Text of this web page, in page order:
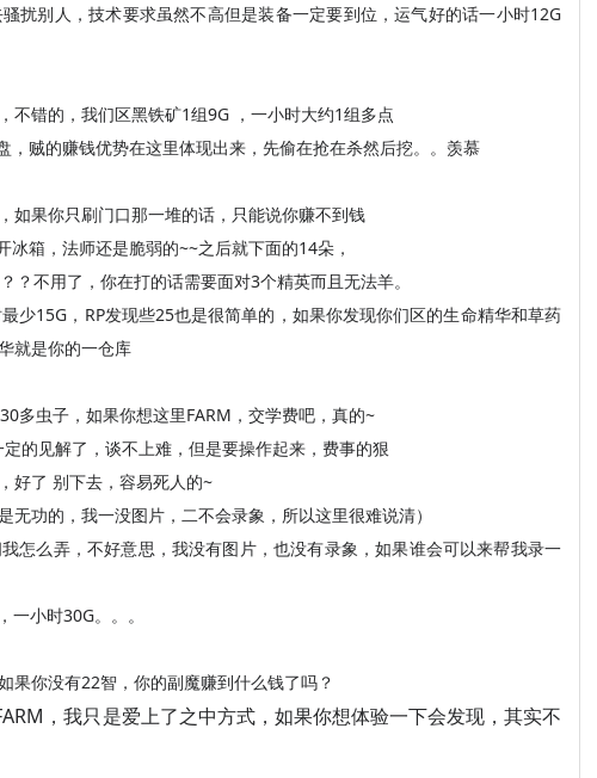
扰别人，技术要求虽然不高但是装备一定要到位，运气好的话一小时12G
不错的，我们区黑铁矿1组9G ，一小时大约1组多点
，贼的赚钱优势在这里体现出来，先偷在抢在杀然后挖。。羡慕
如果你只刷门口那一堆的话，只能说你赚不到钱
箱，法师还是脆弱的~~之后就下面的14朵，
不用了，你在打的话需要面对3个精英而且无法羊。
少15G，RP发现些25也是很简单的，如果你发现你们区的生命精华和草药
就是你的一仓库
多虫子，如果你想这里FARM，交学费吧，真的~
的见解了，谈不上难，但是要操作起来，费事的狠
好了 别下去，容易死人的~
无功的，我一没图片，二不会录象，所以这里很难说清）
怎么弄，不好意思，我没有图片，也没有录象，如果谁会可以来帮我录一
小时30G。。。
果你没有22智，你的副魔赚到什么钱了吗？
，我只是爱上了之中方式，如果你想体验一下会发现，其实不